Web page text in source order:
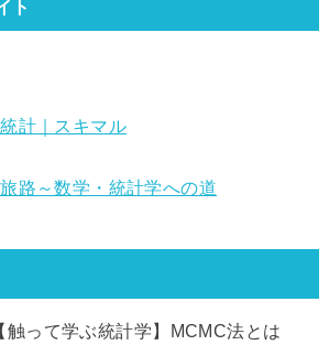
ト
計｜スキマル
路～数学・統計学への道
【触って学ぶ統計学】MCMC法とは